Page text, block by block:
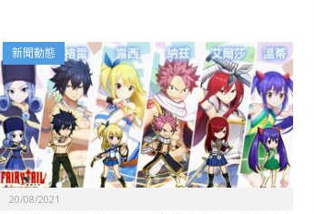
新聞動態
20/08/2021